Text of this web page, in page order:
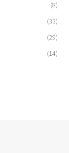
(8)
(33)
(29)
(14)